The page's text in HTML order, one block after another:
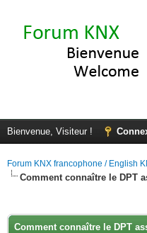
Bienvenue, Visiteur !
Forum KNX francophone / English
Comment connaître le DPT
Comment connaître le DPT